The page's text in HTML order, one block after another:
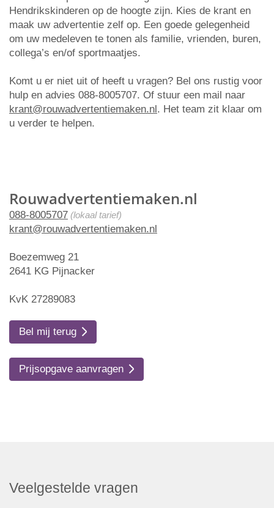
Rouwadvertentiemaken.nl
088-8005707 (lokaal tarief)
krant@rouwadvertentiemaken.nl
Boezemweg 21
2641 KG Pijnacker
KvK 27289083
Bel mij terug
Prijsopgave aanvragen
Hendrikskinderen op de hoogte zijn. Kies de krant en
maak uw advertentie zelf op. Een goede gelegenheid
om uw medeleven te tonen als familie, vrienden, buren,
collega’s en/of sportmaatjes.
Komt u er niet uit of heeft u vragen? Bel ons rustig voor
hulp en advies 088-8005707. Of stuur een mail naar
krant@rouwadvertentiemaken.nl. Het team zit klaar om
u verder te helpen.
Veelgestelde vragen